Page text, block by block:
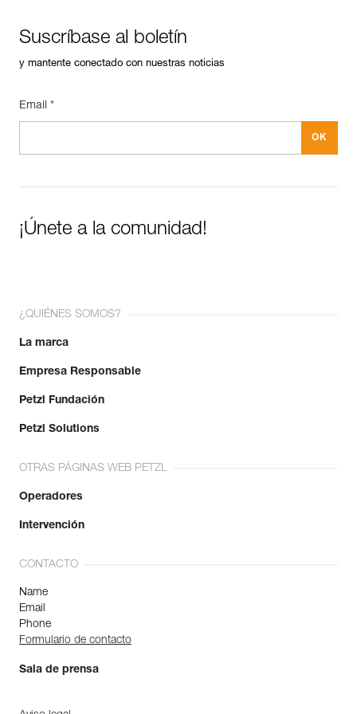
Suscríbase al boletín
y mantente conectado con nuestras noticias
Email *
¡Únete a la comunidad!
¿QUIÉNES SOMOS?
La marca
Empresa Responsable
Petzl Fundación
Petzl Solutions
OTRAS PÁGINAS WEB PETZL
Operadores
Intervención
CONTACTO
Name
Email
Phone
Formulario de contacto
Sala de prensa